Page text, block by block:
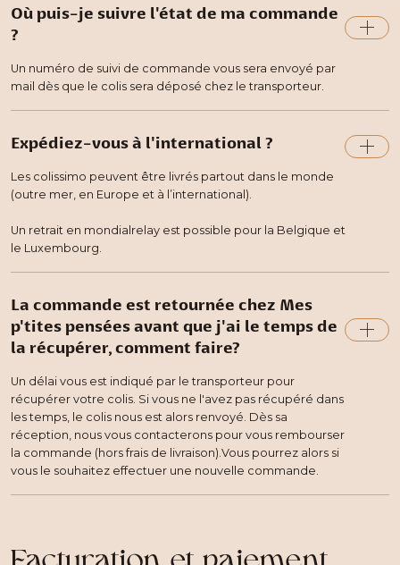
Où puis-je suivre l'état de ma commande
?
Un numéro de suivi de commande vous sera envoyé par
mail dès que le colis sera déposé chez le transporteur.
Expédiez-vous à l'international ?
Les colissimo peuvent être livrés partout dans le monde
(outre mer, en Europe et à l’international).
Un retrait en mondialrelay est possible pour la Belgique et
le Luxembourg.
La commande est retournée chez Mes
p'tites pensées avant que j'ai le temps de
la récupérer, comment faire?
Un délai vous est indiqué par le transporteur pour
récupérer votre colis. Si vous ne l'avez pas récupéré dans
les temps, le colis nous est alors renvoyé. Dès sa
réception, nous vous contacterons pour vous rembourser
la commande (hors frais de livraison).Vous pourrez alors si
vous le souhaitez effectuer une nouvelle commande.